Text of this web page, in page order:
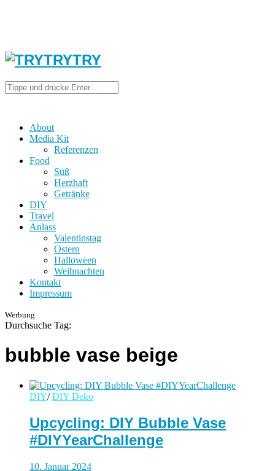
About
Media Kit
Referenzen
Food
Süß
Herzhaft
Getränke
DIY
Travel
Anlass
Valentinstag
Ostern
Halloween
Weihnachten
Kontakt
Impressum
Werbung
Durchsuche Tag:
bubble vase beige
DIY/ DIY Deko
Upcycling: DIY Bubble Vase
#DIYYearChallenge
10. Januar 2024